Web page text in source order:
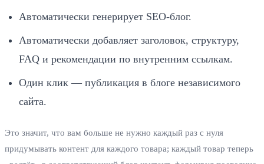
Автоматически генерирует SEO‑блог.
Автоматически добавляет заголовок, структуру,
FAQ и рекомендации по внутренним ссылкам.
Один клик — публикация в блоге независимого
сайта.
Это значит, что вам больше не нужно каждый раз с нуля
придумывать контент для каждого товара; каждый товар теперь